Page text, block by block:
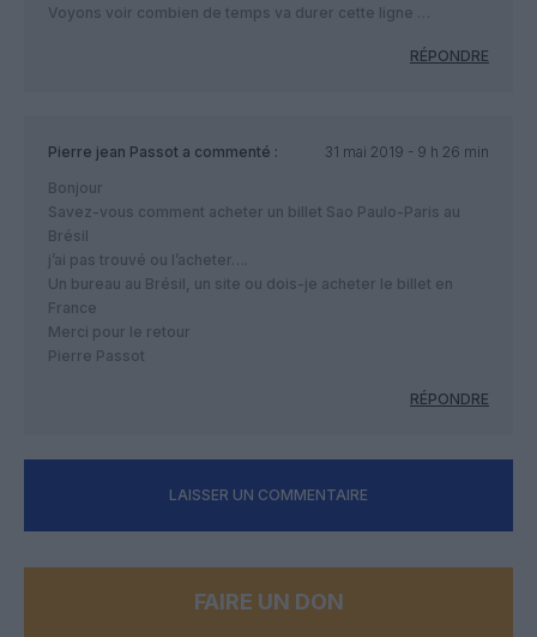
Voyons voir combien de temps va durer cette ligne …
RÉPONDRE
Pierre jean Passot a commenté :
31 mai 2019 - 9 h 26 min
Bonjour
Savez-vous comment acheter un billet Sao Paulo-Paris au
Brésil
j’ai pas trouvé ou l’acheter….
Un bureau au Brésil, un site ou dois-je acheter le billet en
France
Merci pour le retour
Pierre Passot
RÉPONDRE
LAISSER UN COMMENTAIRE
FAIRE UN DON